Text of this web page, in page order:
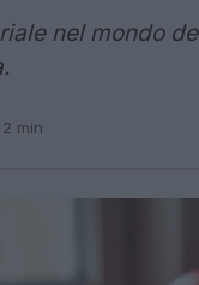
nel mondo
2 min